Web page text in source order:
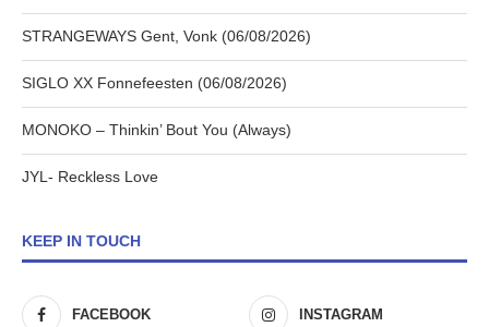
STRANGEWAYS Gent, Vonk (06/08/2026)
SIGLO XX Fonnefeesten (06/08/2026)
MONOKO – Thinkin’ Bout You (Always)
JYL- Reckless Love
KEEP IN TOUCH
FACEBOOK INSTAGRAM